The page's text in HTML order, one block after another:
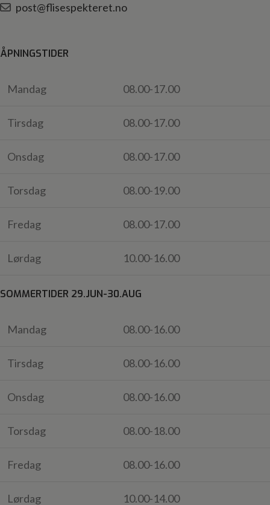
post@flisespekteret.no
ÅPNINGSTIDER
Mandag 08.00-17.00
Tirsdag 08.00-17.00
Onsdag 08.00-17.00
Torsdag 08.00-19.00
Fredag 08.00-17.00
Lørdag 10.00-16.00
SOMMERTIDER 29.JUN-30.AUG
Mandag 08.00-16.00
Tirsdag 08.00-16.00
Onsdag 08.00-16.00
Torsdag 08.00-18.00
Fredag 08.00-16.00
Lørdag 10.00-14.00